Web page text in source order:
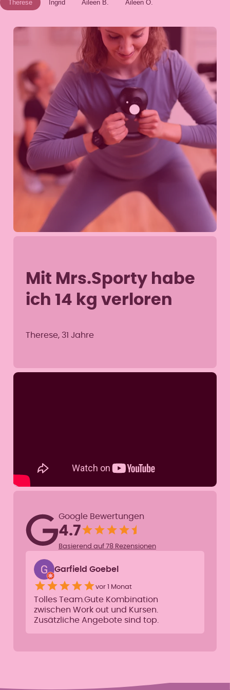
Therese Ingrid Aileen B. Aileen O.
Mit Mrs.Sporty habe
ich 14 kg verloren
Therese, 31 Jahre
Google Bewertungen
4.7
Basierend auf 78 Rezensionen
Garfield Goebel
vor 1 Monat
Tolles Team.Gute Kombination
zwischen Work out und Kursen.
Zusätzliche Angebote sind top.